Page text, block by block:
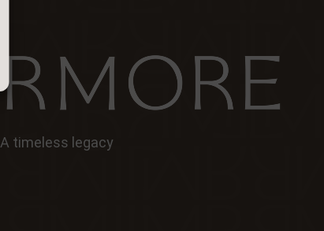
A timeless legacy